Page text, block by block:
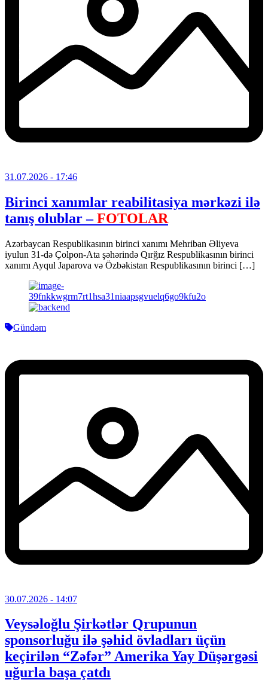
31.07.2026 - 17:46
Birinci xanımlar reabilitasiya mərkəzi ilə
tanış olublar –FOTOLAR
Azərbaycan Respublikasının birinci xanımı Mehriban Əliyeva
iyulun 31-də Çolpon-Ata şəhərində Qırğız Respublikasının birinci
xanımı Ayqul Japarova və Özbəkistan Respublikasının birinci […]
Gündəm
30.07.2026 - 14:07
Veysəloğlu Şirkətlər Qrupunun
sponsorluğu ilə şəhid övladları üçün
keçirilən “Zəfər” Amerika Yay Düşərgəsi
uğurla başa çatdı